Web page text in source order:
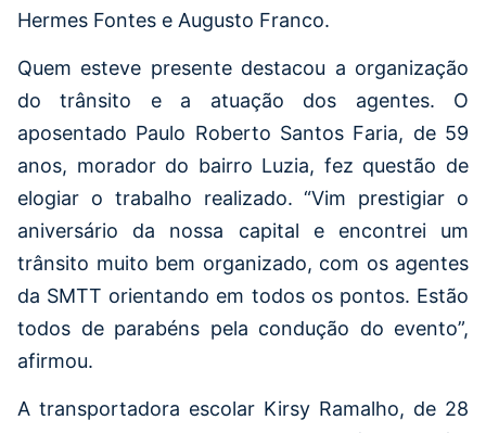
Hermes Fontes e Augusto Franco.
Quem esteve presente destacou a organização
do trânsito e a atuação dos agentes. O
aposentado Paulo Roberto Santos Faria, de 59
anos, morador do bairro Luzia, fez questão de
elogiar o trabalho realizado. “Vim prestigiar o
aniversário da nossa capital e encontrei um
trânsito muito bem organizado, com os agentes
da SMTT orientando em todos os pontos. Estão
todos de parabéns pela condução do evento”,
afirmou.
A transportadora escolar Kirsy Ramalho, de 28